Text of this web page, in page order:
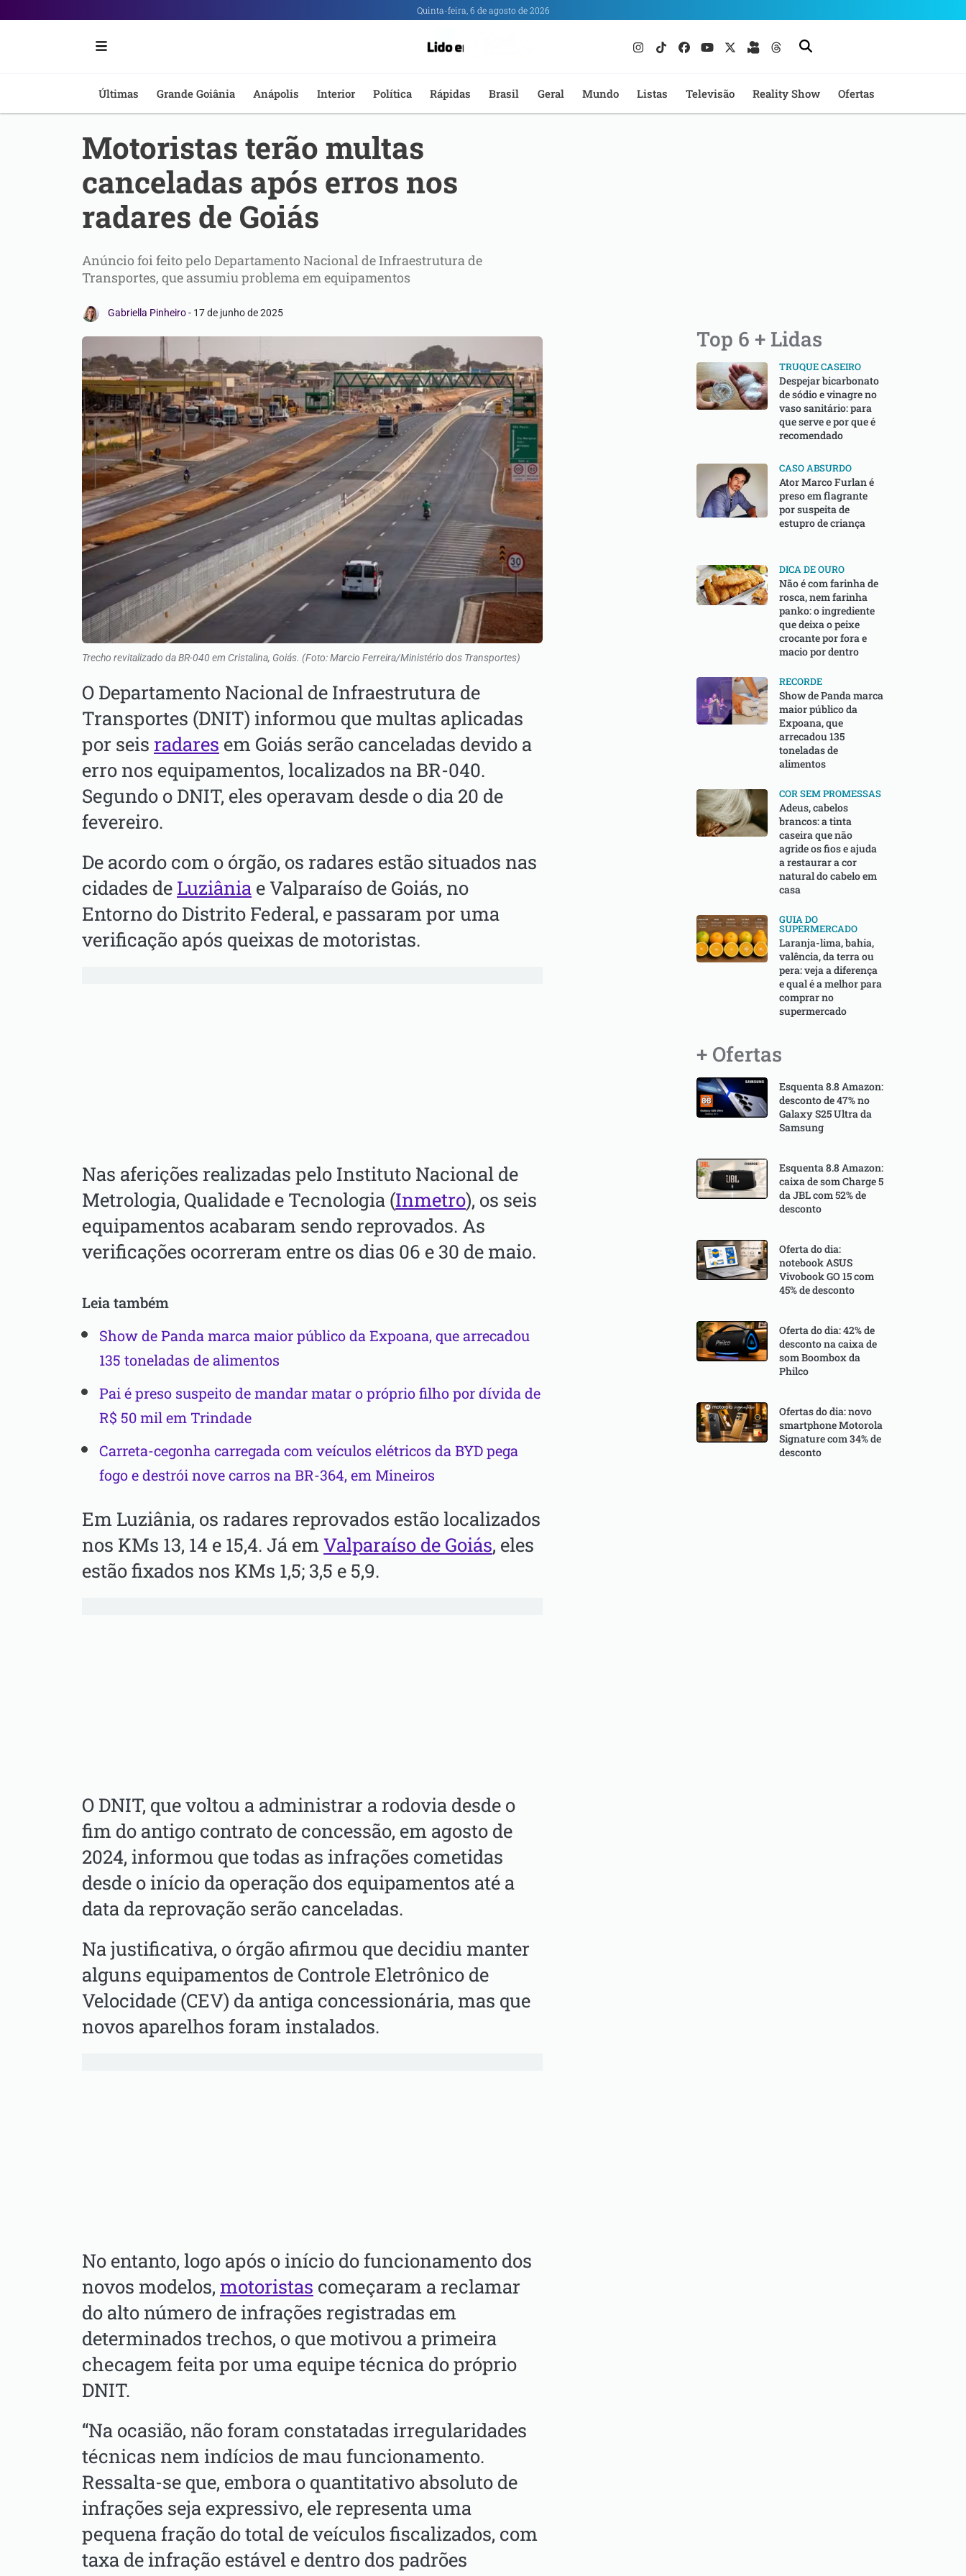
Portal
Notícias
Anápolis
Quinta-feira, 6 de agosto de 2026
Últimas Grande Goiânia Anápolis Interior Política Rápidas Brasil Geral Mundo Listas Televisão Reality Show Ofertas
Motoristas terão multas
canceladas após erros nos
radares de Goiás
Anúncio foi feito pelo Departamento Nacional de Infraestrutura de
Transportes, que assumiu problema em equipamentos
Gabriella Pinheiro- 17 de junho de 2025
Trecho revitalizado da BR-040 em Cristalina, Goiás. (Foto: Marcio Ferreira/Ministério dos Transportes)
O Departamento Nacional de Infraestrutura de
Transportes (DNIT) informou que multas aplicadas
por seis radares em Goiás serão canceladas devido a
erro nos equipamentos, localizados na BR-040.
Segundo o DNIT, eles operavam desde o dia 20 de
fevereiro.
De acordo com o órgão, os radares estão situados nas
cidades de Luziânia e Valparaíso de Goiás, no
Entorno do Distrito Federal, e passaram por uma
verificação após queixas de motoristas.
Nas aferições realizadas pelo Instituto Nacional de
Metrologia, Qualidade e Tecnologia (Inmetro), os seis
equipamentos acabaram sendo reprovados. As
verificações ocorreram entre os dias 06 e 30 de maio.
Leia também
Show de Panda marca maior público da Expoana, que arrecadou
135 toneladas de alimentos
Pai é preso suspeito de mandar matar o próprio filho por dívida de
R$ 50 mil em Trindade
Carreta-cegonha carregada com veículos elétricos da BYD pega
fogo e destrói nove carros na BR-364, em Mineiros
Em Luziânia, os radares reprovados estão localizados
nos KMs 13, 14 e 15,4. Já emValparaíso de Goiás, eles
estão fixados nos KMs 1,5; 3,5 e 5,9.
O DNIT, que voltou a administrar a rodovia desde o
fim do antigo contrato de concessão, em agosto de
2024, informou que todas as infrações cometidas
desde o início da operação dos equipamentos até a
data da reprovação serão canceladas.
Na justificativa, o órgão afirmou que decidiu manter
alguns equipamentos de Controle Eletrônico de
Velocidade (CEV) da antiga concessionária, mas que
novos aparelhos foram instalados.
No entanto, logo após o início do funcionamento dos
novos modelos, motoristas começaram a reclamar
do alto número de infrações registradas em
determinados trechos, o que motivou a primeira
checagem feita por uma equipe técnica do próprio
DNIT.
“Na ocasião, não foram constatadas irregularidades
técnicas nem indícios de mau funcionamento.
Ressalta-se que, embora o quantitativo absoluto de
infrações seja expressivo, ele representa uma
pequena fração do total de veículos fiscalizados, com
taxa de infração estável e dentro dos padrões
Top 6 + Lidas
TRUQUE CASEIRO
Despejar bicarbonato
de sódio e vinagre no
vaso sanitário: para
que serve e por que é
recomendado
CASO ABSURDO
Ator Marco Furlan é
preso em flagrante
por suspeita de
estupro de criança
DICA DE OURO
Não é com farinha de
rosca, nem farinha
panko: o ingrediente
que deixa o peixe
crocante por fora e
macio por dentro
RECORDE
Show de Panda marca
maior público da
Expoana, que
arrecadou 135
toneladas de
alimentos
COR SEM PROMESSAS
Adeus, cabelos
brancos: a tinta
caseira que não
agride os fios e ajuda
a restaurar a cor
natural do cabelo em
casa
GUIA DO
SUPERMERCADO
Laranja-lima, bahia,
valência, da terra ou
pera: veja a diferença
e qual é a melhor para
comprar no
supermercado
+ Ofertas
Esquenta 8.8 Amazon:
desconto de 47% no
Galaxy S25 Ultra da
Samsung
Esquenta 8.8 Amazon:
caixa de som Charge 5
da JBL com 52% de
desconto
Oferta do dia:
notebook ASUS
Vivobook GO 15 com
45% de desconto
Oferta do dia: 42% de
desconto na caixa de
som Boombox da
Philco
Ofertas do dia: novo
smartphone Motorola
Signature com 34% de
desconto